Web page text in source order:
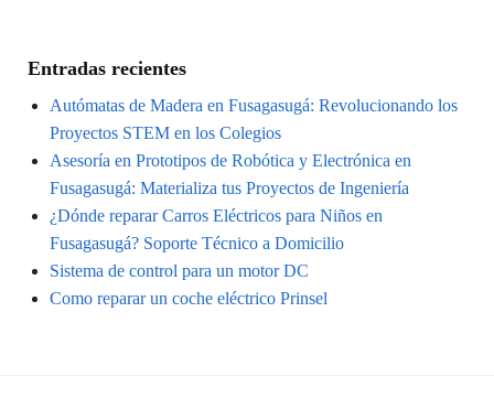
Entradas recientes
Autómatas de Madera en Fusagasugá: Revolucionando los
Proyectos STEM en los Colegios
Asesoría en Prototipos de Robótica y Electrónica en
Fusagasugá: Materializa tus Proyectos de Ingeniería
¿Dónde reparar Carros Eléctricos para Niños en
Fusagasugá? Soporte Técnico a Domicilio
Sistema de control para un motor DC
Como reparar un coche eléctrico Prinsel